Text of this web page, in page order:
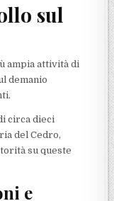
sul
ampia attività di
demanio
circa dieci
del Cedro,
su queste
e